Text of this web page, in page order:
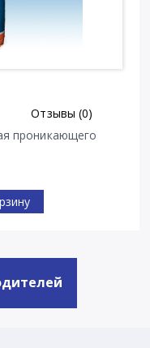
Отзывы (0)
проникающего